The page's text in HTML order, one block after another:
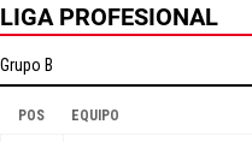
LIGA PROFESIONAL